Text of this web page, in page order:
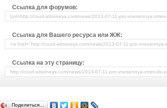
Ссылка для форумов:
Ссылка для Вашего ресурса или ЖЖ:
Ссылка на эту страницу:
Поделиться…